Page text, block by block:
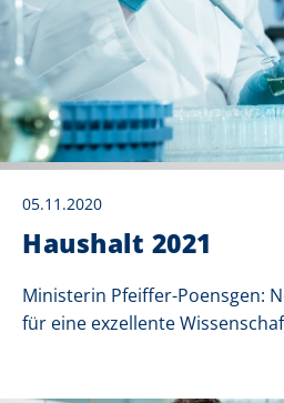
05.11.2020
Haushalt 2021
Ministerin Pfeiffer-Poensgen:
für eine exzellente